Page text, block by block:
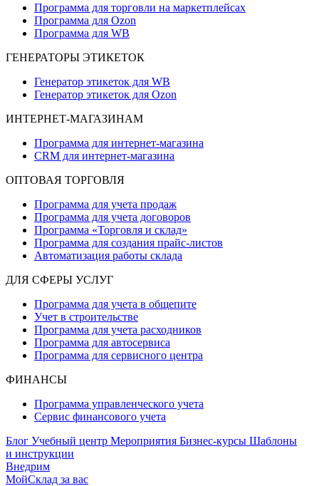
Программа для торговли на маркетплейсах
Программа для Ozon
Программа для WB
ГЕНЕРАТОРЫ ЭТИКЕТОК
Генератор этикеток для WB
Генератор этикеток для Ozon
ИНТЕРНЕТ-МАГАЗИНАМ
Программа для интернет-магазина
CRM для интернет-магазина
ОПТОВАЯ ТОРГОВЛЯ
Программа для учета продаж
Программа для учета договоров
Программа «Торговля и склад»
Программа для создания прайс‑листов
Автоматизация работы склада
ДЛЯ СФЕРЫ УСЛУГ
Программа для учета в общепите
Учет в строительстве
Программа для учета расходников
Программа для автосервиса
Программа для сервисного центра
ФИНАНСЫ
Программа управленческого учета
Сервис финансового учета
Блог Учебный центр Мероприятия Бизнес-курсы Шаблоны
и инструкции
Внедрим
МойСклад за вас